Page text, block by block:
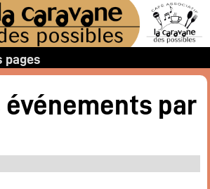
pages
nous ?
et documents
de la Caravane des Possibles
événements par